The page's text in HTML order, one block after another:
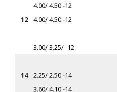
12
4.00/ 4.50 -12
4.00/ 4.50 -12
3.00/ 3.25/ -12
14
2.25/ 2.50 -14
3.60/ 4.10 -14